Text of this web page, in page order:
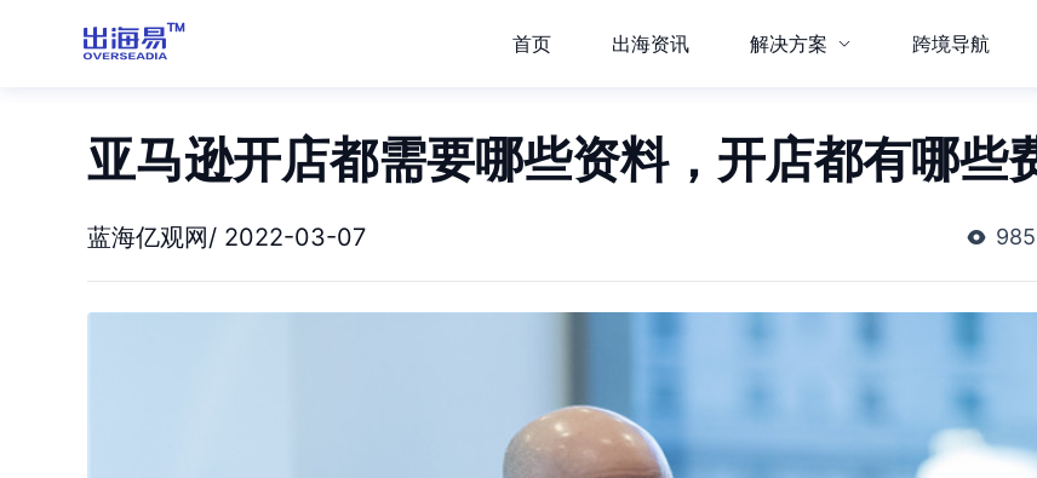
首页 出海资讯 解决方案 跨境导航
亚马逊开店都需要哪些资料，开店都有哪些
蓝海亿观网/ 2022-03-07 985